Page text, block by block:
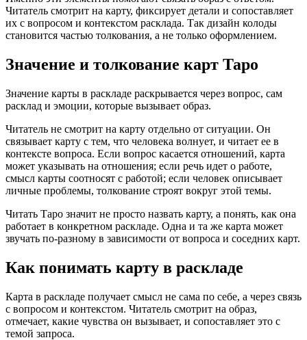
Читатель смотрит на карту, фиксирует детали и сопоставляет
их с вопросом и контекстом расклада. Так дизайн колоды
становится частью толкования, а не только оформлением.
Значение и толкование карт Таро
Значение карты в раскладе раскрывается через вопрос, сам
расклад и эмоции, которые вызывает образ.
Читатель не смотрит на карту отдельно от ситуации. Он
связывает карту с тем, что человека волнует, и читает ее в
контексте вопроса. Если вопрос касается отношений, карта
может указывать на отношения; если речь идет о работе,
смысл карты соотносят с работой; если человек описывает
личные проблемы, толкование строят вокруг этой темы.
Читать Таро значит не просто назвать карту, а понять, как она
работает в конкретном раскладе. Одна и та же карта может
звучать по-разному в зависимости от вопроса и соседних карт.
Как понимать карту в раскладе
Карта в раскладе получает смысл не сама по себе, а через связь
с вопросом и контекстом. Читатель смотрит на образ,
отмечает, какие чувства он вызывает, и сопоставляет это с
темой запроса.